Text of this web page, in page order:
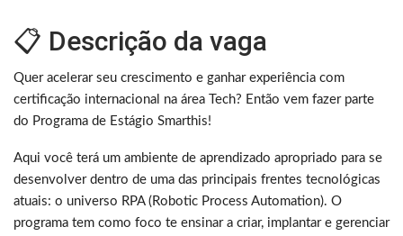
📋 Descrição da vaga
Quer acelerar seu crescimento e ganhar experiência com
certificação internacional na área Tech? Então vem fazer parte
do Programa de Estágio Smarthis!
Aqui você terá um ambiente de aprendizado apropriado para se
desenvolver dentro de uma das principais frentes tecnológicas
atuais: o universo RPA (Robotic Process Automation). O
programa tem como foco te ensinar a criar, implantar e gerenciar